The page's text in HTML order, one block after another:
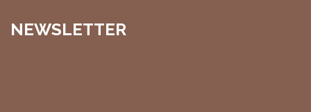
NEWSLETTER